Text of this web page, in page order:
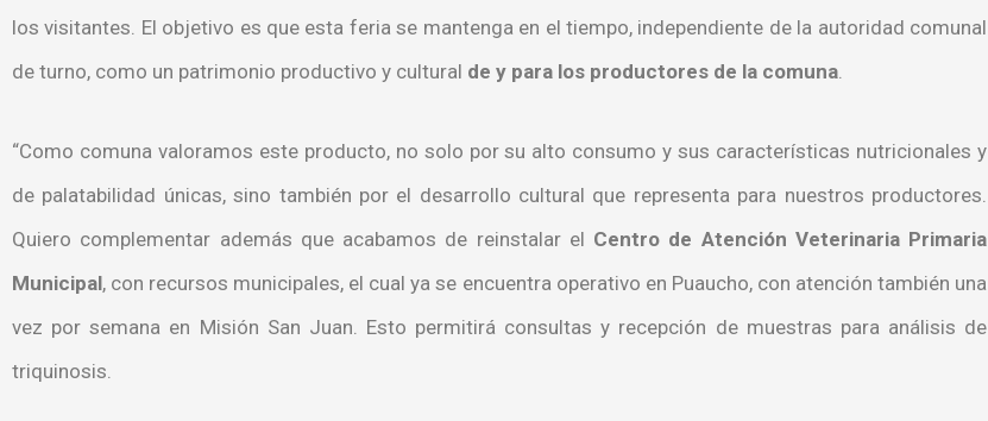
los visitantes. El objetivo es que esta feria se mantenga en el tiempo, independiente de la autoridad comunal
de turno, como un patrimonio productivo y cultural de y para los productores de la comuna
“Como comuna valoramos este producto, no solo por su alto consumo y sus características nutricionales y
de palatabilidad únicas, sino también por el desarrollo cultural que representa para nuestros productores.
Quiero complementar además que acabamos de reinstalar el Centro de Atención Veterinaria Primaria
Municipal, con recursos municipales, el cual ya se encuentra operativo en Puaucho, con atención también una
vez por semana en Misión San Juan. Esto permitirá consultas y recepción de muestras para análisis de
triquinosis.